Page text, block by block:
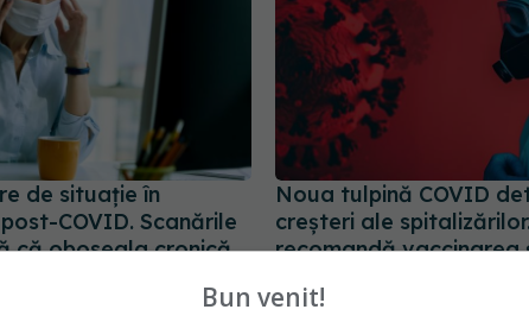
de situație în
COVID. Scanările
că oboseala cronică
din inflamația
Noua tulpină COVID
creșteri ale
recomandă vaccinarea
06 iun 2025, 16:44
Bun venit!